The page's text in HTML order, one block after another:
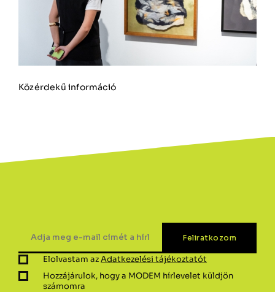
Közérdekű információ
Elolvastam azAdatkezelési tájékoztatót
Hozzájárulok, hogy a MODEM hírlevelet küldjön
számomra